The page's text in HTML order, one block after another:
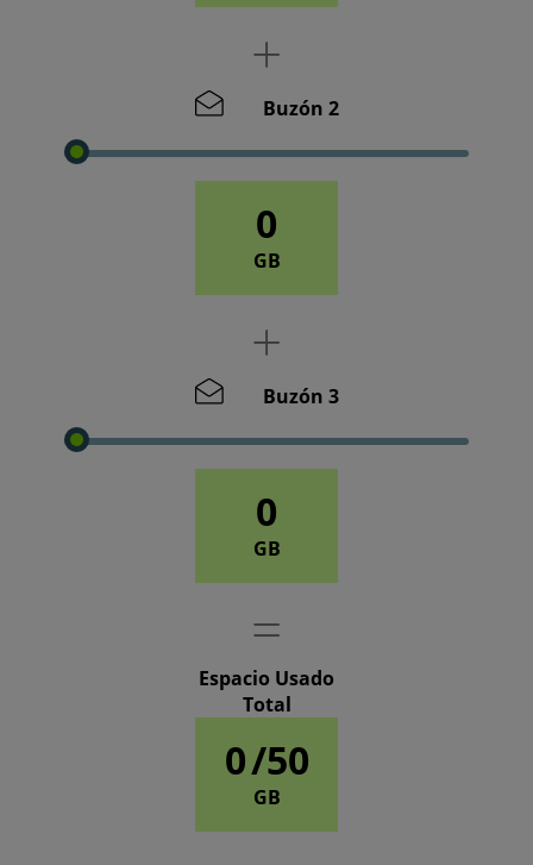
Buzón 2
0
GB
Buzón 3
0
GB
Espacio Usado
Total
0/50
GB